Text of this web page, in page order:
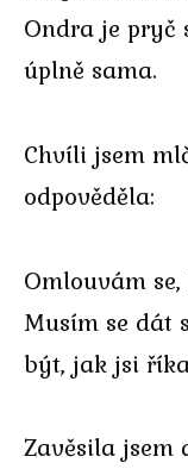
Ondra je pryč
úplně sama.
Chvíli jsem
odpověděla:
Omlouvám
Musím se dát
být, jak jsi
Zavěsila jsem